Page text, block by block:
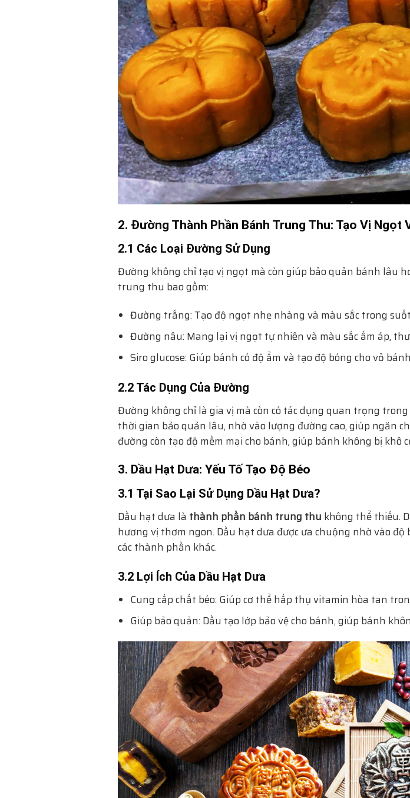
2. Đường Thành Phần Bánh Trung Thu: Tạo Vị Ngọt
2.1 Các Loại Đường Sử Dụng
Đường không chỉ tạo vị ngọt mà còn giúp bảo quản bánh lâu
trung thu bao gồm:
Đường trắng: Tạo độ ngọt nhẹ nhàng và màu sắc trong
Đường nâu: Mang lại vị ngọt tự nhiên và màu sắc ấm áp,
Siro glucose: Giúp bánh có độ ẩm và tạo độ bóng cho vỏ
2.2 Tác Dụng Của Đường
Đường không chỉ là gia vị mà còn có tác dụng quan trọng trong
thời gian bảo quản lâu, nhờ vào lượng đường cao, giúp ngăn
đường còn tạo độ mềm mại cho bánh, giúp bánh không bị khô
3. Dầu Hạt Dưa: Yếu Tố Tạo Độ Béo
3.1 Tại Sao Lại Sử Dụng Dầu Hạt Dưa?
Dầu hạt dưa là thành phần bánh trung thu không thể thiếu.
hương vị thơm ngon. Dầu hạt dưa được ưa chuộng nhờ vào
các thành phần khác.
3.2 Lợi Ích Của Dầu Hạt Dưa
Cung cấp chất béo: Giúp cơ thể hấp thụ vitamin hòa tan
Giúp bảo quản: Dầu tạo lớp bảo vệ cho bánh, giúp bánh